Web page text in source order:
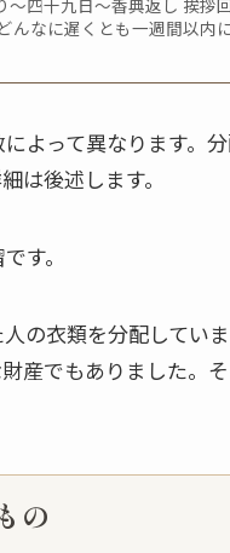
んなに遅くとも一週間以
よって異なります。
は後述します。
す。
の衣類を分配してい
産でもありました。
の